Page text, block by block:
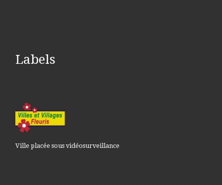
Labels
Ville placée sous vidéosurveillance